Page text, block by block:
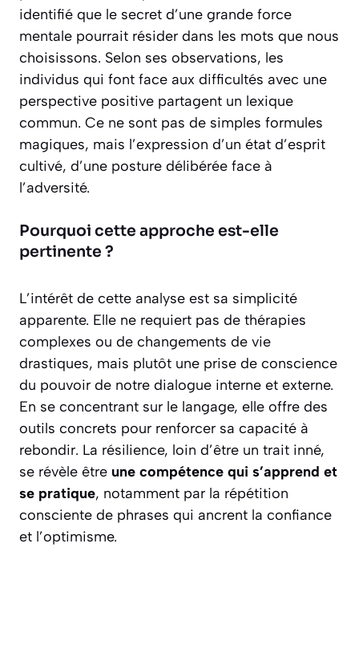
identifié que le secret d’une grande force
mentale pourrait résider dans les mots que nous
choisissons. Selon ses observations, les
individus qui font face aux difficultés avec une
perspective positive partagent un lexique
commun. Ce ne sont pas de simples formules
magiques, mais l’expression d’un état d’esprit
cultivé, d’une posture délibérée face à
l’adversité.
Pourquoi cette approche est-elle
pertinente ?
L’intérêt de cette analyse est sa simplicité
apparente. Elle ne requiert pas de thérapies
complexes ou de changements de vie
drastiques, mais plutôt une prise de conscience
du pouvoir de notre dialogue interne et externe.
En se concentrant sur le langage, elle offre des
outils concrets pour renforcer sa capacité à
rebondir. La résilience, loin d’être un trait inné,
se révèle être une compétence qui s’apprend et
se pratique, notamment par la répétition
consciente de phrases qui ancrent la confiance
et l’optimisme.